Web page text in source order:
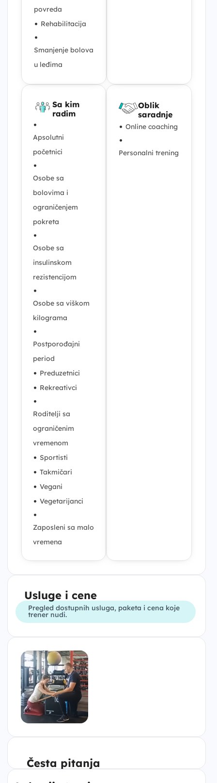
povreda
• Rehabilitacija
•
Smanjenje bolova
u leđima
Sa kim
radim
•
Apsolutni
početnici
•
Osobe sa
bolovima i
ograničenjem
pokreta
•
Osobe sa
insulinskom
rezistencijom
•
Osobe sa viškom
kilograma
•
Postporođajni
period
• Preduzetnici
• Rekreativci
•
Roditelji sa
ograničenim
vremenom
• Sportisti
• Takmičari
• Vegani
• Vegetarijanci
•
Zaposleni sa malo
vremena
Oblik
saradnje
• Online coaching
•
Personalni trening
Usluge i cene
Pregled dostupnih usluga, paketa i cena koje
trener nudi.
Česta pitanja